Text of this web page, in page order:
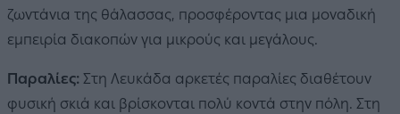
ζωντάνια της θάλασσας, προσφέροντας μια μοναδική
εμπειρία διακοπών για μικρούς και μεγάλους.
Παραλίες: Στη Λευκάδα αρκετές παραλίες διαθέτουν
φυσική σκιά και βρίσκονται πολύ κοντά στην πόλη. Στη